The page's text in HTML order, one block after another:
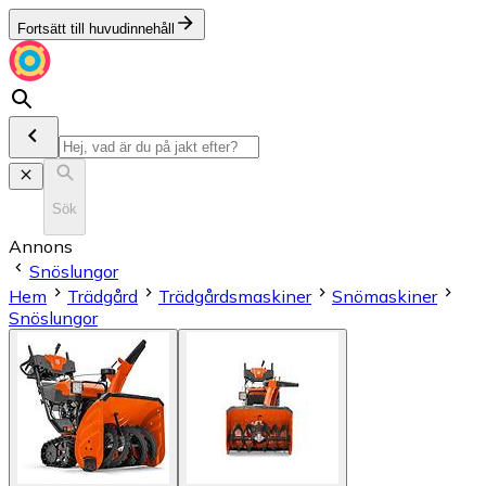
Fortsätt till huvudinnehåll
Sök
Annons
Snöslungor
Hem
Trädgård Trädgårdsmaskiner
Snömaskiner
Snöslungor